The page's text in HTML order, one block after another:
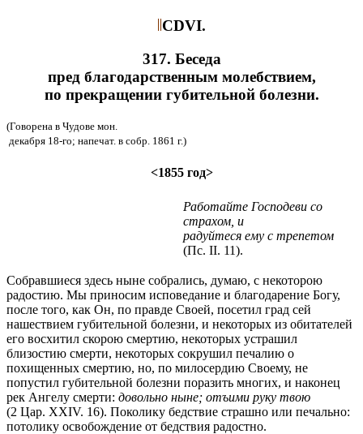
CDVI.
317. Беседа
пред благодарственным молебствием,
по прекращении губительной болезни.
(Говорена в Чудове мон.
декабря 18-го; напечат. в собр. 1861 г.)
<1855 год>
Работайте Господеви со
страхом, и
радуйтеся ему с трепетом
(Пс. II. 11).
Собравшиеся здесь ныне собрались, думаю, с некоторою
радостию. Мы приносим исповедание и благодарение Богу,
после того, как Он, по правде Своей, посетил град сей
нашествием губительной болезни, и некоторых из обитателей
его восхитил скорою смертию, некоторых устрашил
близостию смерти, некоторых сокрушил печалию о
похищенных смертию, но, по милосердию Своему, не
попустил губительной болезни поразить многих, и наконец
рек Ангелу смерти: довольно ныне; отъими руку твою
(2 Цар. XXIV. 16). Поколику бедствие страшно или печально:
потолику освобождение от бедствия радостно.